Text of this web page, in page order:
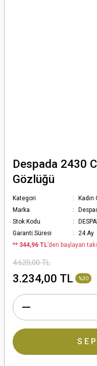
Despada 2430
Gözlüğü
Kategori
Marka
Stok Kodu
Garanti Süresi
24 Ay
** 344,96 TL’den başlayan
4.620,00 TL
3.234,00 TL %30